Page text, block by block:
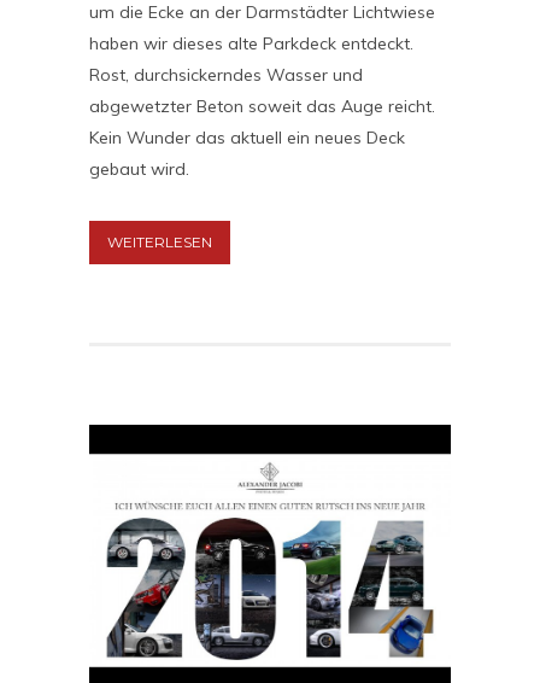
um die Ecke an der Darmstädter Lichtwiese
haben wir dieses alte Parkdeck entdeckt.
Rost, durchsickerndes Wasser und
abgewetzter Beton soweit das Auge reicht.
Kein Wunder das aktuell ein neues Deck
gebaut wird.
WEITERLESEN